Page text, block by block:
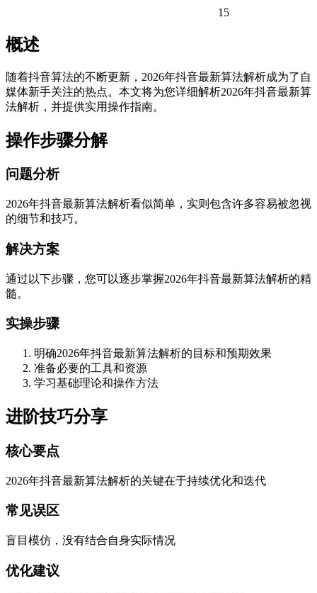
15
概述
随着抖音算法的不断更新，2026年抖音最新算法解析成为了自
媒体新手关注的热点。本文将为您详细解析2026年抖音最新算
法解析，并提供实用操作指南。
操作步骤分解
问题分析
2026年抖音最新算法解析看似简单，实则包含许多容易被忽视
的细节和技巧。
解决方案
通过以下步骤，您可以逐步掌握2026年抖音最新算法解析的精
髓。
实操步骤
明确2026年抖音最新算法解析的目标和预期效果
准备必要的工具和资源
学习基础理论和操作方法
进阶技巧分享
核心要点
2026年抖音最新算法解析的关键在于持续优化和迭代
常见误区
盲目模仿，没有结合自身实际情况
优化建议